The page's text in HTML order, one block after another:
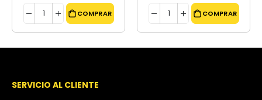
COMPRAR COMPRAR
SERVICIO AL CLIENTE